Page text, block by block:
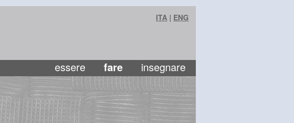
ITA | ENG
essere fare insegnare